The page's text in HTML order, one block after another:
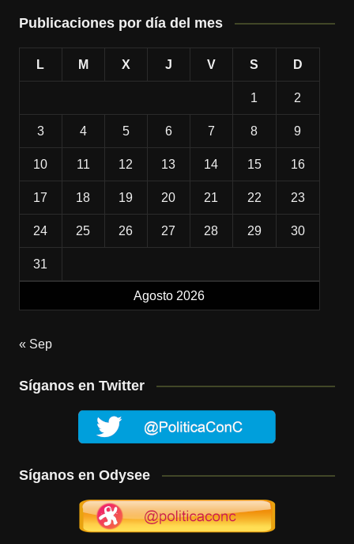
Publicaciones por día del mes
Agosto 2026
L M X J V S D
1 2
3 4 5 6 7 8 9
10 11 12 13 14 15 16
17 18 19 20 21 22 23
24 25 26 27 28 29 30
31
« Sep
Síganos en Twitter
Síganos en Odysee